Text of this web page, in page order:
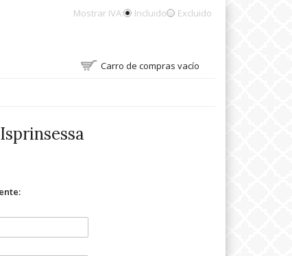
Mostrar IVA: Incluido Excluido
Carro de compras vacío